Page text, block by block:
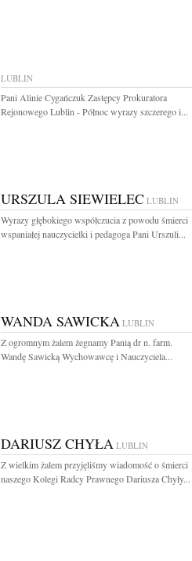
LUBLIN
Pani Alinie Cygańczuk Zastępcy Prokuratora
Rejonowego Lublin - Północ wyrazy szczerego i...
URSZULA SIEWIELEC LUBLIN
Wyrazy głębokiego współczucia z powodu śmierci
wspaniałej nauczycielki i pedagoga Pani Urszuli...
WANDA SAWICKA LUBLIN
Z ogromnym żalem żegnamy Panią dr n. farm.
Wandę Sawicką Wychowawcę i Nauczyciela...
DARIUSZ CHYŁA LUBLIN
Z wielkim żalem przyjęliśmy wiadomość o śmierci
naszego Kolegi Radcy Prawnego Dariusza Chyły...